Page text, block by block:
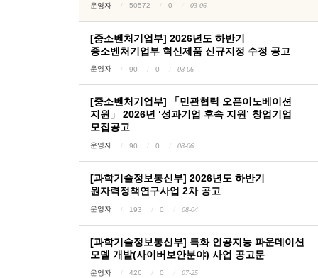
운영자 50572 0 03-06
[중소벤처기업부] 2026년도 하반기
중소벤처기업부 혁신제품 신규지정 수정 공고
운영자 90 0 08-06
[중소벤처기업부] 「민관협력 오픈이노베이션
지원」 2026년 ‘성과기업 후속 지원’ 창업기업
모집공고
운영자 90 0 08-06
[과학기술정보통신부] 2026년도 하반기
원자력정책연구사업 2차 공고
운영자 193 0 08-04
[과학기술정보통신부] 특화 인공지능 파운데이션
모델 개발(사이버보안분야) 사업 공고문
운영자 426 0 07-25